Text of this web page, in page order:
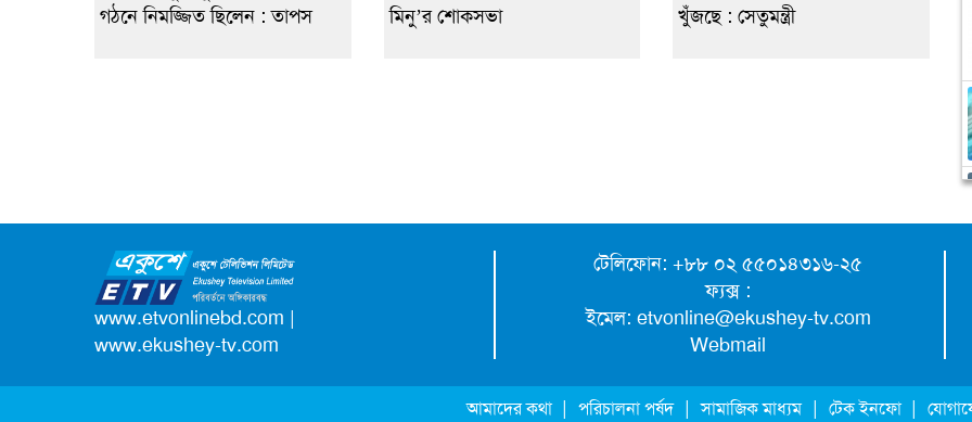
গঠনে নিমজ্জিত ছিলেন : তাপস
মিনু’র শোকসভা
খুঁজছে : সেতুমন্ত্রী
www.etvonlinebd.com |
www.ekushey-tv.com
টেলিফোন: +৮৮ ০২ ৫৫০১৪৩১৬-২৫
ফ্যক্স :
ইমেল: etvonline@ekushey-tv.com
Webmail
আমাদের কথা | পরিচালনা পর্ষদ | সামাজিক মাধ্যম | টেক ইনফো |